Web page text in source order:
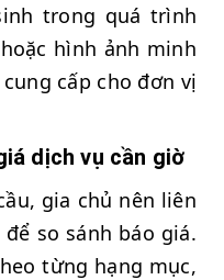
trong quá trình
hình ảnh minh
cấp cho đơn vị
dịch vụ cần giờ
gia chủ nên liên
so sánh báo giá.
từng hạng mục,